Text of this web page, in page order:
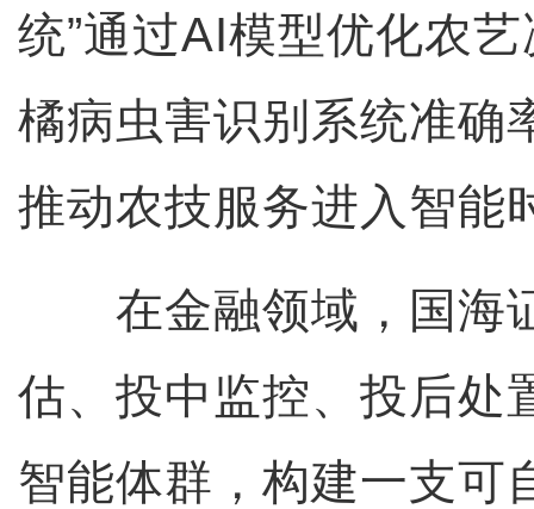
统”通过AI模型优化农艺
橘病虫害识别系统准确
推动农技服务进入智能
在金融领域，国海
估、投中监控、投后处
智能体群，构建一支可